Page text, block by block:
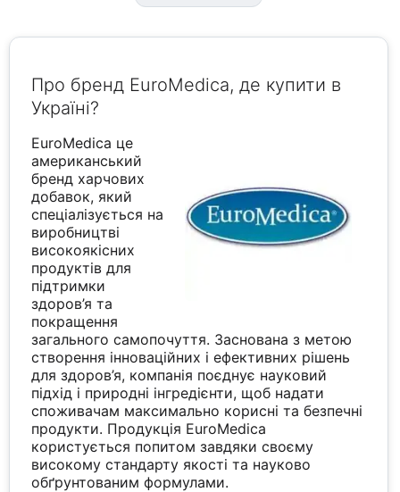
Про бренд EuroMedica, де купити в
Україні?
EuroMedica це
американський
бренд харчових
добавок, який
спеціалізується на
виробництві
високоякісних
продуктів для
підтримки
здоров’я та
покращення
загального самопочуття. Заснована з метою
створення інноваційних і ефективних рішень
для здоров’я, компанія поєднує науковий
підхід і природні інгредієнти, щоб надати
споживачам максимально корисні та безпечні
продукти. Продукція EuroMedica
користується попитом завдяки своєму
високому стандарту якості та науково
обґрунтованим формулами.